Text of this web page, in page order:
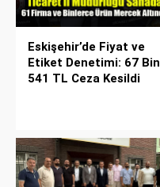
Eskişehir’de Fiyat ve
Etiket Denetimi: 67 Bin
541 TL Ceza Kesildi